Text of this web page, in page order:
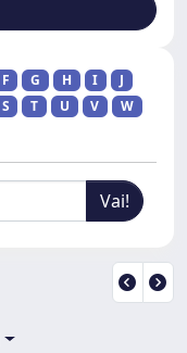
F G H I
J
S T U V
W